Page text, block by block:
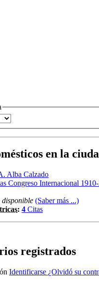
en la
Alba Calzado
Congreso Internacional
disponible (Saber más ...)
: 4 Citas
registrados
Identificarse ¿Olvidó su